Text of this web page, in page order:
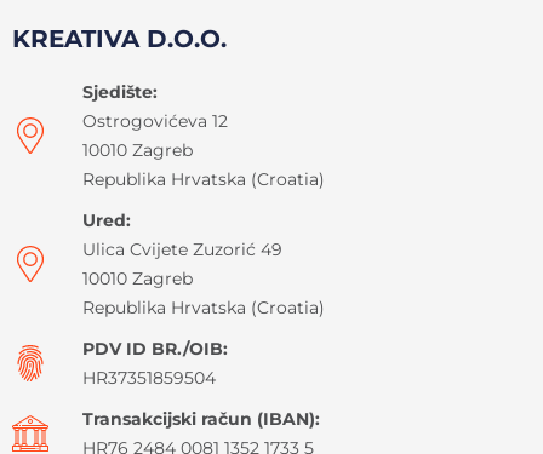
KREATIVA D.O.O.
Sjedište:
Ostrogovićeva 12
10010 Zagreb
Republika Hrvatska (Croatia)
Ured:
Ulica Cvijete Zuzorić 49
10010 Zagreb
Republika Hrvatska (Croatia)
PDV ID BR./OIB:
HR37351859504
Transakcijski račun (IBAN):
HR76 2484 0081 1352 1733 5